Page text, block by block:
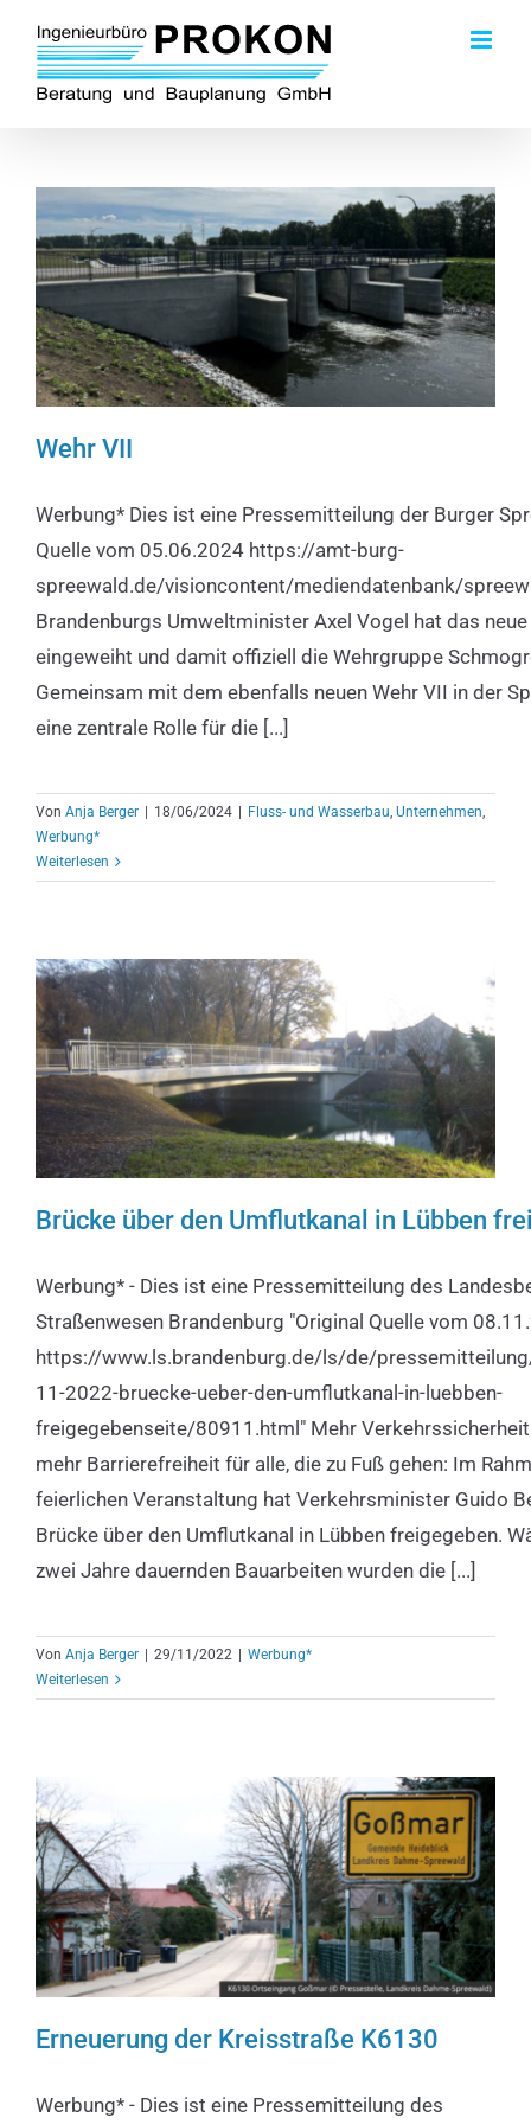
Inhalt
springen
Wehr VII
Fluss- und Wasserbau Unternehmen Werbung*
Wehr VII
Werbung* Dies ist eine Pressemitteilung der Burger
Quelle vom 05.06.2024 https://amt-burg-
spreewald.de/visioncontent/mediendatenbank/
Brandenburgs Umweltminister Axel Vogel hat das
eingeweiht und damit offiziell die Wehrgruppe
Gemeinsam mit dem ebenfalls neuen Wehr VII in der
eine zentrale Rolle für die [...]
Von Anja Berger 18/06/2024 Fluss- und Wasserbau, Unternehmen,
Werbung*
Weiterlesen
Brücke über den Umflutkanal in
Lübben freigegeben
Brücke über den Umflutkanal in Lübben
Werbung* - Dies ist eine Pressemitteilung des
Straßenwesen Brandenburg "Original Quelle vom
https://www.ls.brandenburg.de/ls/de/
11-2022-bruecke-ueber-den-umflutkanal-in-luebben-
freigegebenseite/80911.html" Mehr
mehr Barrierefreiheit für alle, die zu Fuß gehen: Im
feierlichen Veranstaltung hat Verkehrsminister Guido
Brücke über den Umflutkanal in Lübben freigegeben.
zwei Jahre dauernden Bauarbeiten wurden die [...]
Von Anja Berger 29/11/2022
Werbung*
Weiterlesen
Erneuerung der Kreisstraße
Erneuerung der Kreisstraße K6130
Werbung* - Dies ist eine Pressemitteilung des